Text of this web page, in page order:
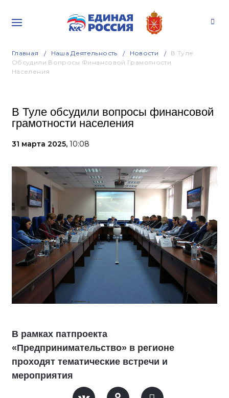
Главная Наша Деятельность Новости
В Туле
Обсудили Вопросы Финансовой Грамотности
Населения
В Туле обсудили вопросы финансовой
грамотности населения
31 марта 2025, 10:08
В рамках патпроекта
«Предпринимательство» в регионе
проходят тематические встречи и
мероприятия